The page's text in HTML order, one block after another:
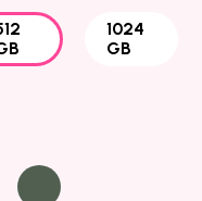
1024
GB